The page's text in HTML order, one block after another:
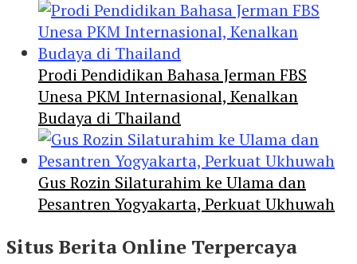
Prodi Pendidikan Bahasa Jerman FBS
Unesa PKM Internasional, Kenalkan
Budaya di Thailand
Gus Rozin Silaturahim ke Ulama dan
Pesantren Yogyakarta, Perkuat Ukhuwah
Situs Berita Online Terpercaya